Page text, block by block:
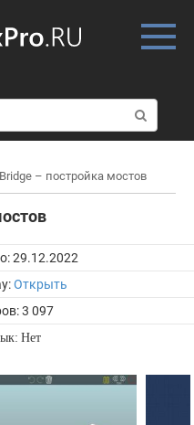
– постройка мостов
29.12.2022
Открыть
3 097
Нет